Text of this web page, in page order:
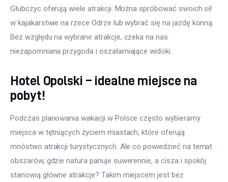
Głubczyc oferują wiele atrakcji. Można spróbować swoich sił
w kajakarstwie na rzece Odrze lub wybrać się na jazdę konną.
Bez względu na wybrane atrakcje, czeka na nas
niezapomniana przygoda i oszałamiające widoki.
Hotel Opolski – idealne miejsce na
pobyt!
Podczas planowania wakacji w Polsce często wybieramy
miejsca w tętniących życiem miastach, które oferują
mnóstwo atrakcji turystycznych. Ale co powiedzieć na temat
obszarów, gdzie natura panuje suwerennie, a cisza i spokój
stanowią główne atrakcje? Takim miejscem jest bez